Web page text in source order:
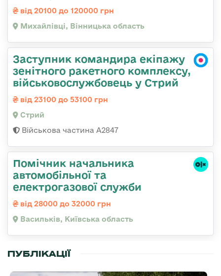
від 20100 до 120000 грн
Михайлівці, Вінницька область
Заступник командира екіпажу
зенітного ракетного комплексу,
військовослужбовець у Стрий
від 23100 до 53100 грн
Стрий
Військова частина А2847
Помічник начальника
автомобільної та
електрогазової служби
від 28000 до 32000 грн
Васильків, Київська область
ПУБЛІКАЦІЇ